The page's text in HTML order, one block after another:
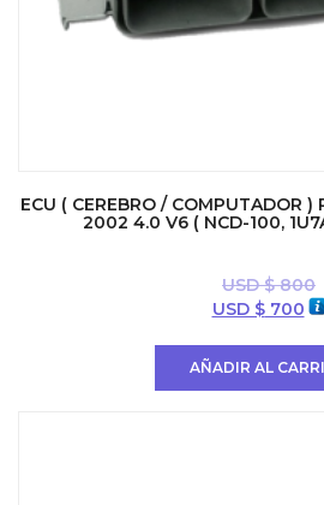
ECU ( CEREBRO / COMPUTADOR )
2002 4.0 V6 ( NCD-100,
USD $800
El
era:
USD $700El
es:
AÑADIR AL